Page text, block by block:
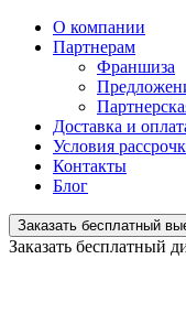
О компании
Партнерам
Франшиза
Доставка и
Условия
Контакты
Блог
Заказать бесплатный
Заказать бесплатный